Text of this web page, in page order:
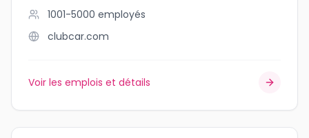
1001-5000 employés
clubcar.com
Voir les emplois et détails